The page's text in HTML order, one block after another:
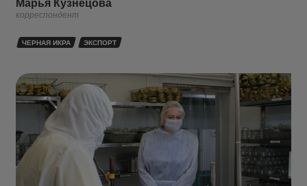
Марья Кузнецова
корреспондент
ЧЕРНАЯ ИКРА ЭКСПОРТ